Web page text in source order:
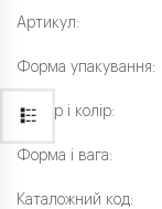
Артикул:
Форма упакування:
Розмір і колір:
Форма і вага:
Каталожний код: